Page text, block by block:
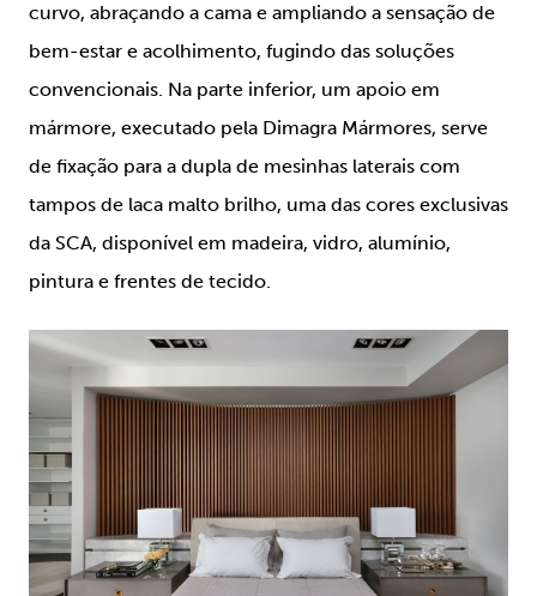
curvo, abraçando a cama e ampliando a sensação de
bem-estar e acolhimento, fugindo das soluções
convencionais. Na parte inferior, um apoio em
mármore, executado pela Dimagra Mármores, serve
de fixação para a dupla de mesinhas laterais com
tampos de laca malto brilho, uma das cores exclusivas
da SCA, disponível em madeira, vidro, alumínio,
pintura e frentes de tecido.